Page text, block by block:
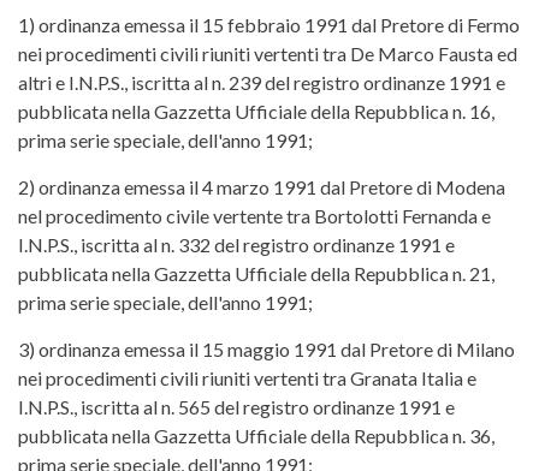
1) ordinanza emessa il 15 febbraio 1991 dal Pretore di Fermo
nei procedimenti civili riuniti vertenti tra De Marco Fausta ed
altri e I.N.P.S., iscritta al n. 239 del registro ordinanze 1991 e
pubblicata nella Gazzetta Ufficiale della Repubblica n. 16,
prima serie speciale, dell'anno 1991;
2) ordinanza emessa il 4 marzo 1991 dal Pretore di Modena
nel procedimento civile vertente tra Bortolotti Fernanda e
I.N.P.S., iscritta al n. 332 del registro ordinanze 1991 e
pubblicata nella Gazzetta Ufficiale della Repubblica n. 21,
prima serie speciale, dell'anno 1991;
3) ordinanza emessa il 15 maggio 1991 dal Pretore di Milano
nei procedimenti civili riuniti vertenti tra Granata Italia e
I.N.P.S., iscritta al n. 565 del registro ordinanze 1991 e
pubblicata nella Gazzetta Ufficiale della Repubblica n. 36,
prima serie speciale, dell'anno 1991;